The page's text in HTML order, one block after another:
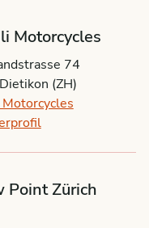
Motorcycles
74
(ZH)
Point Zürich